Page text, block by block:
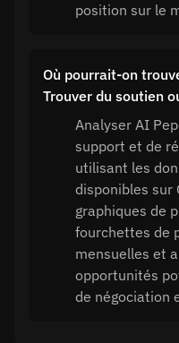
position sur le
Où pourrait-on
Trouver du soutien
Analyser AI
support et de
utilisant les
disponibles sur
graphiques de
fourchettes de
mensuelles et
opportunités
de négociation